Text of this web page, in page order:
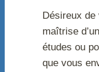
Désireux de
maîtrise
études ou
que vous